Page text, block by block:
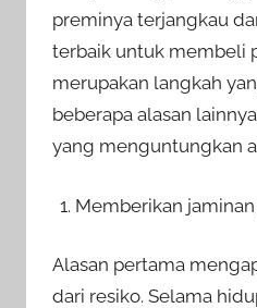
preminya terjangkau
terbaik untuk membeli
merupakan langkah
beberapa alasan
yang menguntungkan
Memberikan
Alasan pertama
dari resiko. Selama